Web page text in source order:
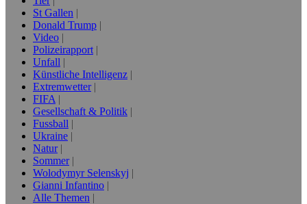
St Gallen
Donald Trump
Video
Polizeirapport
Unfall
Künstliche Intelligenz
Extremwetter
FIFA
Gesellschaft & Politik
Fussball
Ukraine
Natur
Sommer
Wolodymyr Selenskyj
Gianni Infantino
Alle Themen